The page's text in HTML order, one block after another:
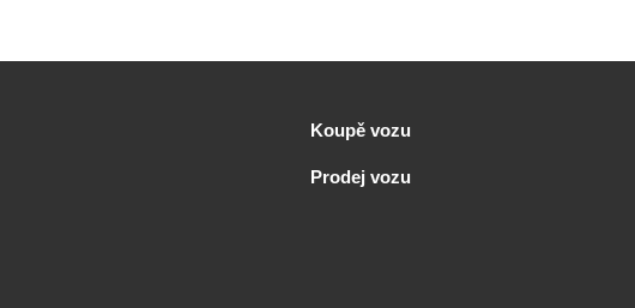
Koupě vozu
Prodej vozu